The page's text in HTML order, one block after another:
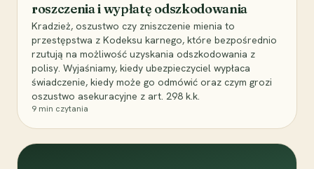
roszczenia i wypłatę odszkodowania
Kradzież, oszustwo czy zniszczenie mienia to
przestępstwa z Kodeksu karnego, które bezpośrednio
rzutują na możliwość uzyskania odszkodowania z
polisy. Wyjaśniamy, kiedy ubezpieczyciel wypłaca
świadczenie, kiedy może go odmówić oraz czym grozi
oszustwo asekuracyjne z art. 298 k.k.
9 min czytania